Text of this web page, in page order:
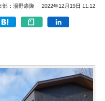
部：湯野康隆 2022年12月19日 11:12